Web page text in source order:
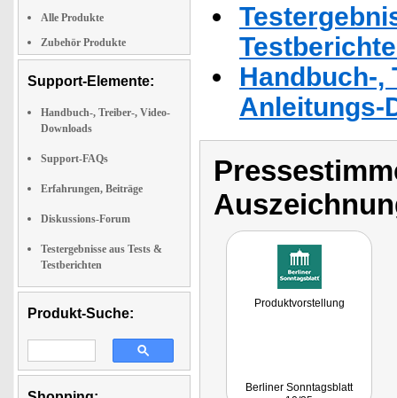
Alle Produkte
Zubehör Produkte
Support-Elemente:
Handbuch-, Treiber-, Video-
Downloads
Support-FAQs
Erfahrungen, Beiträge
Diskussions-Forum
Testergebnisse aus Tests &
Testberichten
Produkt-Suche:
Handbuch-,
Anleitungs-
Produktvorstellung
Berliner Sonntagsblatt